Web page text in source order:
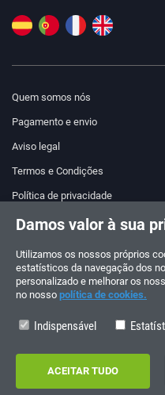
Quem somos nós
Pagamento e envio
Aviso legal
Termos e Condições
Política de privacidade
ENCOMENDAS E CONSULTAS
+34 910 600 459
+34 622 219 640
HORÁRIO DE VERÃO
Copyright © 2026 - electrouno.es,
B88595210. Registro mercantil:
Damos valor à sua
Utilizamos os nossos próprios
estatísticos da navegação dos
personalizado e melhorar os
no nosso política de cookies.
Indispensável